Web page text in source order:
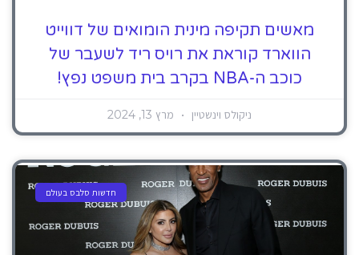
מאשים תקיפה מינית הומואים של דווייט
הווארד קוראת את רויס ​​ריד לשעבר של
כוכב ה-NBA בקרב בית משפט נפץ!
ניקולס וינשטיין מרץ 13, 2024
חדשות סלבס בעולם